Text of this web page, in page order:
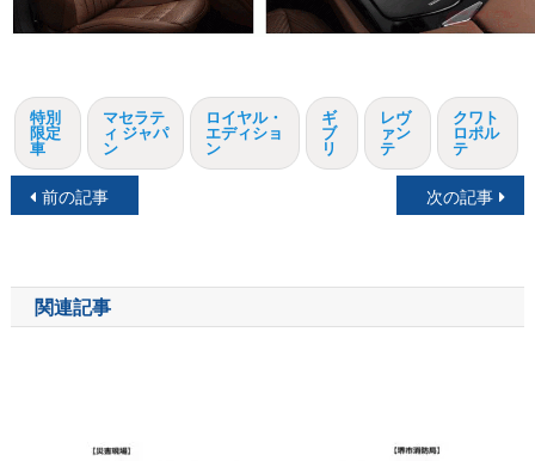
特別
限定
車
マセラテ
ィ ジャパ
ン
ロイヤル・
エディショ
ン
ギ
ブ
リ
レヴ
ァン
テ
クワト
ロポル
テ
投
ナ
ビ
前の記事 次の記事
関連記事